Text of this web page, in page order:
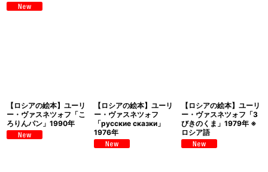
【ロシアの絵本】ユーリ
ー・ヴァスネツォフ「こ
ろりんパン」1990年
【ロシアの絵本】ユーリ
ー・ヴァスネツォフ
「русские сказки」
1976年
【ロシアの絵本】ユーリ
ー・ヴァスネツォフ「3
びきのくま」1979年 ※
ロシア語